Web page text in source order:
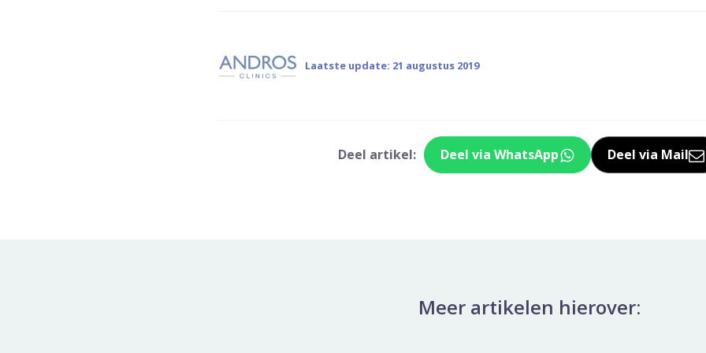
Laatste update: 21 augustus 2019
Deel artikel: Deel via WhatsApp
Deel dit via Whatsapp
Deel via Mail
Delen
Meer artikelen hierover: